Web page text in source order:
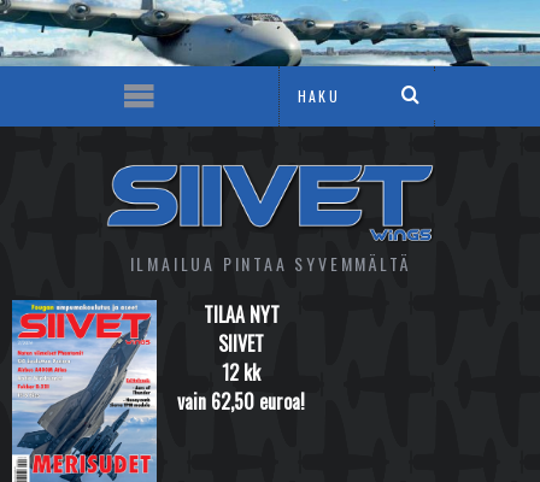
ILMAILUA PINTAA SYVEMMÄLTÄ
TILAA NYT
SIIVET
12 kk
vain 62,50 euroa!